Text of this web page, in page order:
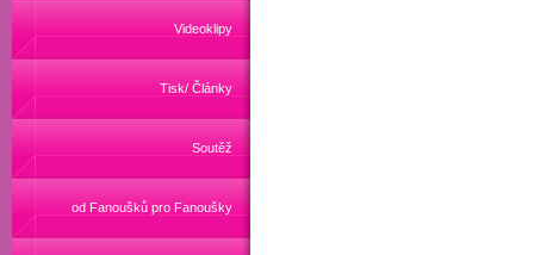
Videoklipy
Tisk/ Články
Soutěž
od Fanoušků pro Fanoušky